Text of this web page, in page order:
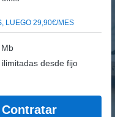
LUEGO 29,90€/MES
desde fijo
Contratar